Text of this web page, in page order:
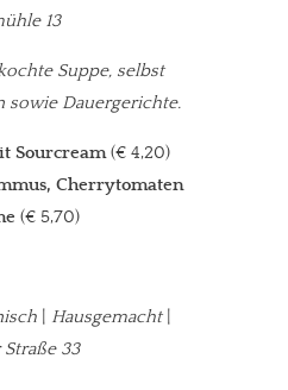
13
Suppe, selbst
sowie Dauergerichte.
Sourcream(€ 4,20)
Cherrytomaten
(€ 5,70)
Hausgemacht|
33